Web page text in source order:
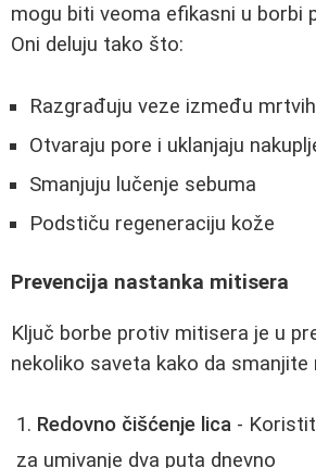
mogu biti veoma efikasni u borbi
Oni deluju tako što:
Razgrađuju veze između
Otvaraju pore i uklanjaju
Smanjuju lučenje sebuma
Podstiču regeneraciju kože
Prevencija nastanka mitisera
Ključ borbe protiv mitisera je u
nekoliko saveta kako da smanjite
Redovno čišćenje lica -
za umivanje dva puta dnevno